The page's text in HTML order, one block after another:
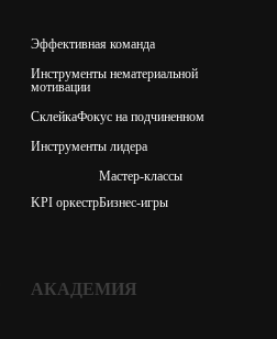
Эффективная команда
Инструменты нематериальной
мотивации
СклейкаФокус на подчиненном
Инструменты лидера
KPI оркестр
Мастер-классы
Бизнес-игры
АКАДЕМИЯ